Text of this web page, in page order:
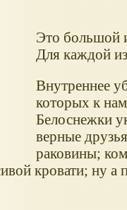
Это большой
Для каждой
Внутреннее
которых к
Белоснежки
верные
раковины;
кровати; ну а